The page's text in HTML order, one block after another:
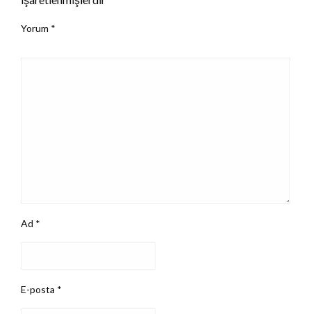
Yorum *
Ad *
E-posta *